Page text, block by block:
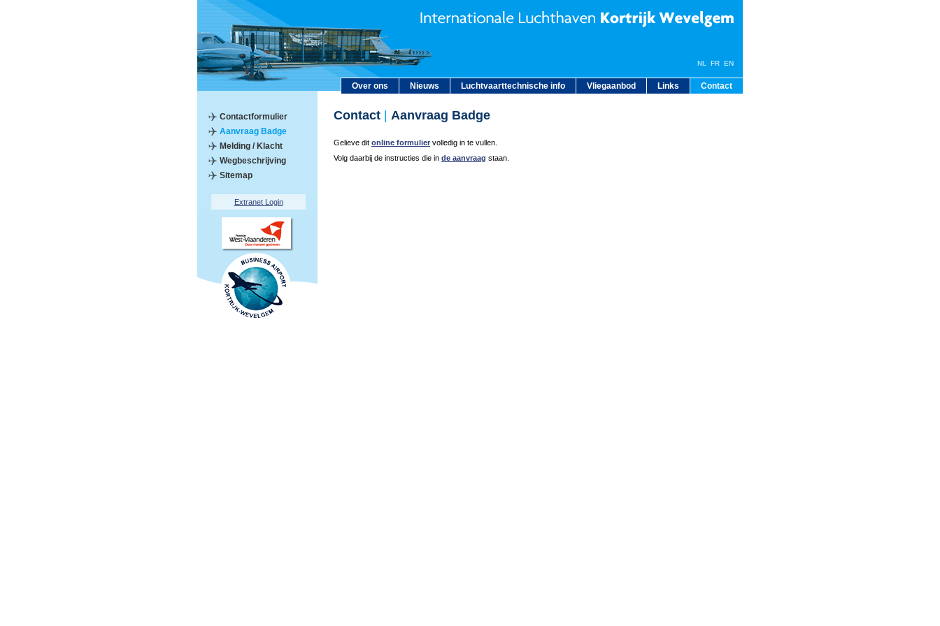
Over ons Nieuws Luchtvaarttechnische info Vliegaanbod Links Contact
NL FR EN
Contactformulier
Aanvraag Badge
Melding / Klacht
Wegbeschrijving
Sitemap
Extranet Login
Contact Aanvraag Badge
Gelieve dit online formulier volledig in te vullen.
Volg daarbij de instructies die in de aanvraag staan.